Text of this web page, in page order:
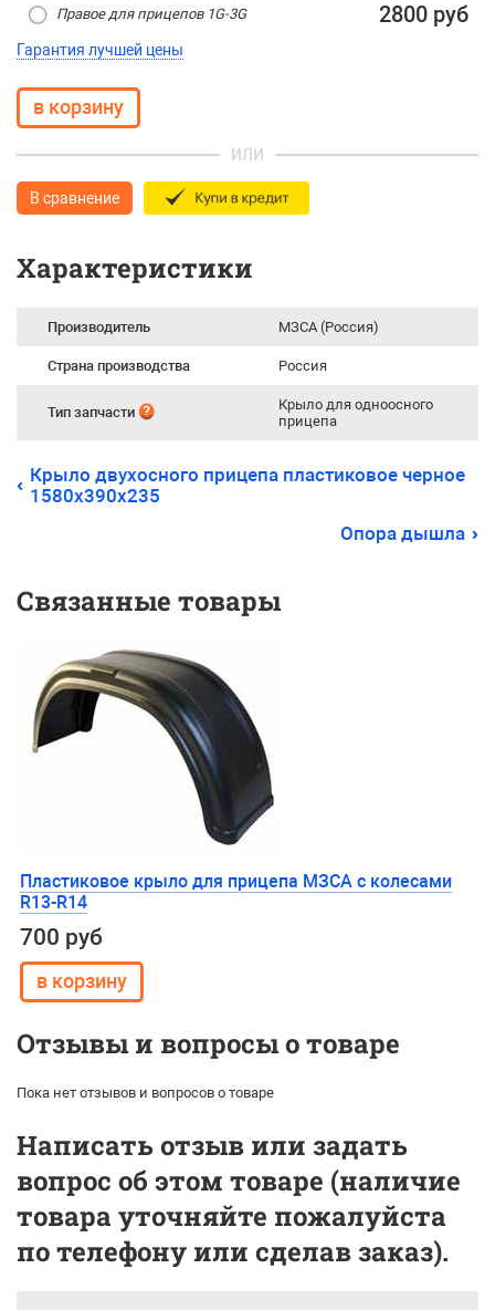
Правое для прицепов 1G-3G 2800 руб
Гарантия лучшей цены
ИЛИ
В сравнение
Характеристики
Производитель МЗСА (Россия)
Страна производства Россия
Тип запчасти
Крыло для одноосного
прицепа
Крыло двухосного прицепа пластиковое черное
1580х390х235
Опора дышла
Связанные товары
Пластиковое крыло для прицепа МЗСА с колесами
R13-R14
700 руб
Отзывы и вопросы о товаре
Пока нет отзывов и вопросов о товаре
Написать отзыв или задать
вопрос об этом товаре (наличие
товара уточняйте пожалуйста
по телефону или сделав заказ).